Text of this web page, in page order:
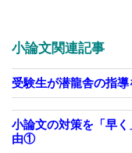
小論文関連記事
受験生が潜龍舎の指導
小論文の対策を「早
由①